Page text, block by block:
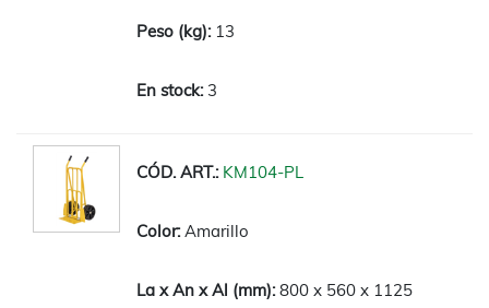
13
3
KM104-PL
Amarillo
800 x 560 x 1125